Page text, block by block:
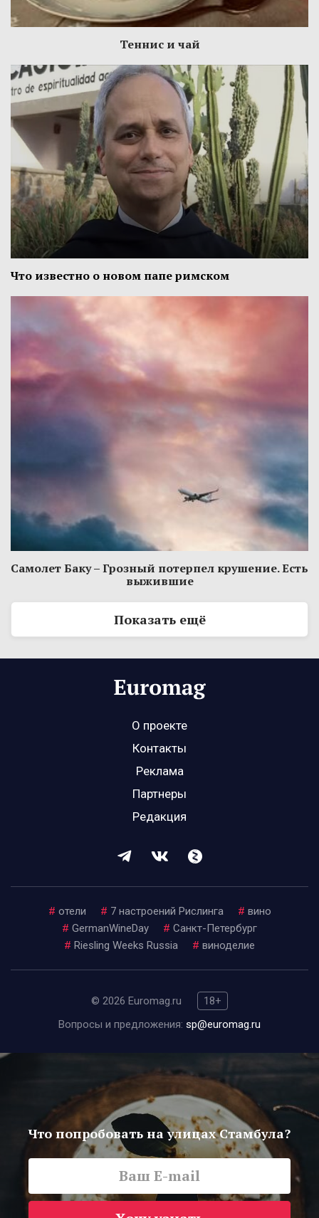
Теннис и чай
Что известно о новом папе римском
Самолет Баку – Грозный потерпел крушение. Есть
выжившие
Показать ещё
О проекте
Контакты
Реклама
Партнеры
Редакция
# отели # 7 настроений Рислинга # вино
# GermanWineDay # Санкт-Петербург
# Riesling Weeks Russia # виноделие
© 2026 Euromag.ru
18+
Вопросы и предложения: sp@euromag.ru
Что попробовать на улицах Стамбула?